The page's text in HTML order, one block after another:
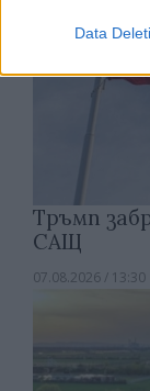
Data
Тръмп
САЩ
07.08.2026 / 13:30